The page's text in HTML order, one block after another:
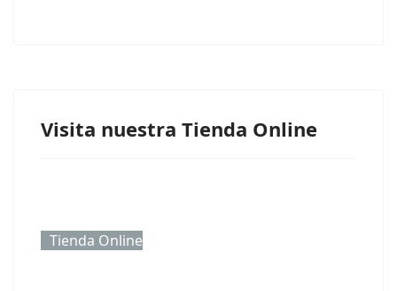
Visita nuestra Tienda Online
Tienda Online